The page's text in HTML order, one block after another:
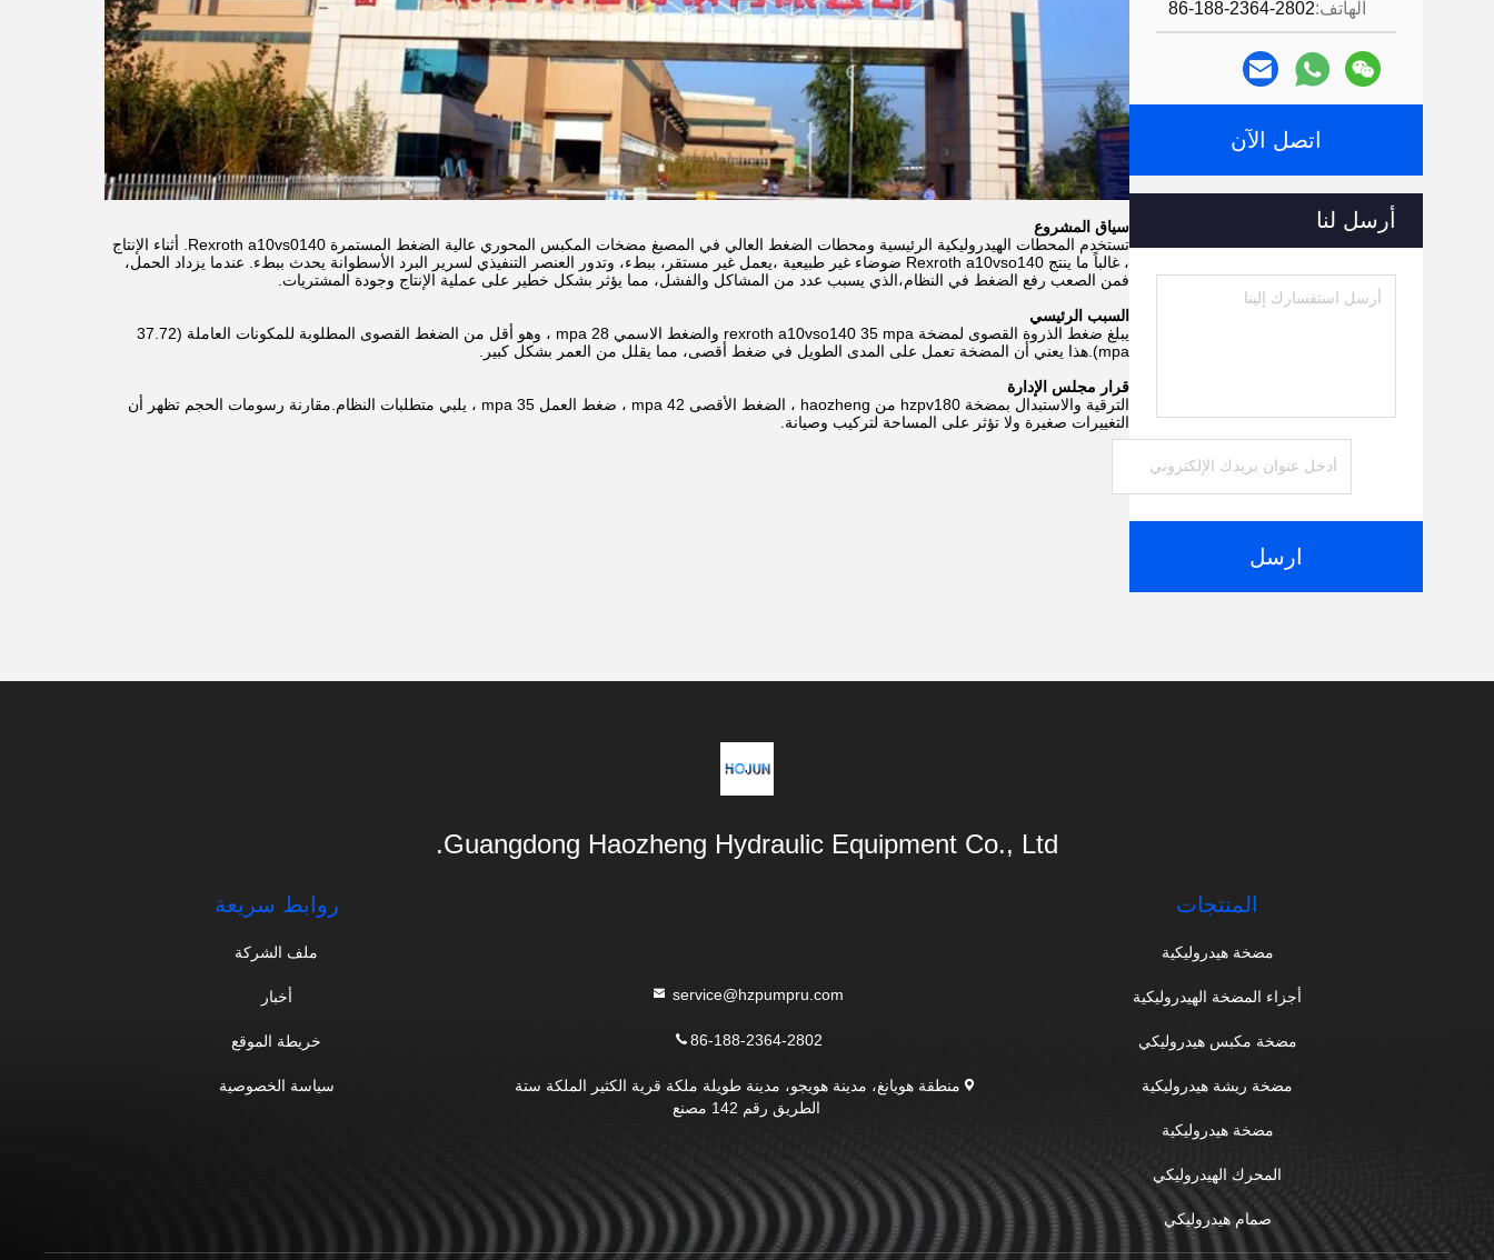
الهاتف:86-188-2364-2802
اتصل الآن
أرسل لنا
ارسل
سياق المشروع
تستخدم المحطات الهيدروليكية الرئيسية ومحطات الضغط العالي في المصبغ مضخات المكبس المحوري عالية الضغط المستمرة Rexroth a10vs0140. أثناء الإنتاج
، غالباً ما ينتج Rexroth a10vso140 ضوضاء غير طبيعية ،يعمل غير مستقر، ببطء، وتدور العنصر التنفيذي لسرير البرد الأسطوانة يحدث ببطء. عندما يزداد الحمل،
فمن الصعب رفع الضغط في النظام،الذي يسبب عدد من المشاكل والفشل، مما يؤثر بشكل خطير على عملية الإنتاج وجودة المشتريات.
السبب الرئيسي
يبلغ ضغط الذروة القصوى لمضخة rexroth a10vso140 35 mpa والضغط الاسمي 28 mpa ، وهو أقل من الضغط القصوى المطلوبة للمكونات العاملة (37.72
mpa).هذا يعني أن المضخة تعمل على المدى الطويل في ضغط أقصى، مما يقلل من العمر بشكل كبير.
قرار مجلس الإدارة
الترقية والاستبدال بمضخة hzpv180 من haozheng ، الضغط الأقصى 42 mpa ، ضغط العمل 35 mpa ، يلبي متطلبات النظام.مقارنة رسومات الحجم تظهر أن
التغييرات صغيرة ولا تؤثر على المساحة لتركيب وصيانة.
Guangdong Haozheng Hydraulic Equipment Co., Ltd.
المنتجات
مضخة هيدروليكية
أجزاء المضخة الهيدروليكية
مضخة مكبس هيدروليكي
مضخة ريشة هيدروليكية
مضخة هيدروليكية
المحرك الهيدروليكي
صمام هيدروليكي
service@hzpumpru.com
86-188-2364-2802
منطقة هويانغ، مدينة هويجو، مدينة طويلة ملكة قرية الكثير الملكة ستة
الطريق رقم 142 مصنع
روابط سريعة
ملف الشركة
أخبار
خريطة الموقع
سياسة الخصوصية